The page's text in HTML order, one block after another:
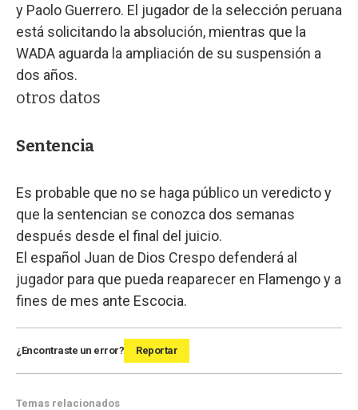
y Paolo Guerrero. El jugador de la selección peruana
está solicitando la absolución, mientras que la
WADA aguarda la ampliación de su suspensión a
dos años.
otros datos
Sentencia
Es probable que no se haga público un veredicto y
que la sentencian se conozca dos semanas
después desde el final del juicio.
El español Juan de Dios Crespo defenderá al
jugador para que pueda reaparecer en Flamengo y a
fines de mes ante Escocia.
¿Encontraste un error? Reportar
Temas relacionados